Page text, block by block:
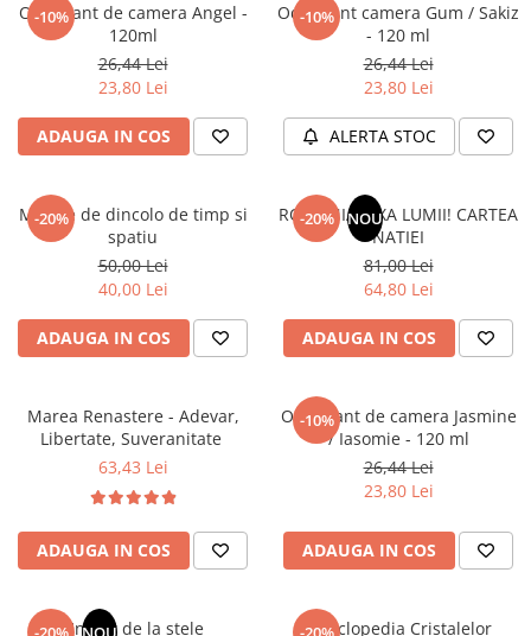
Religie pentru copii
ScienceConnection
-10%
Odorizant de camera Angel -
120ml
26,44 Lei
23,80 Lei
ADAUGA IN COS
-10%
Odorizant camera Gum / Sakiz
- 120 ml
26,44 Lei
23,80 Lei
ALERTA STOC
-20%
Mesaje de dincolo de timp si
spatiu
50,00 Lei
40,00 Lei
ADAUGA IN COS
-20% NOU
ROMANIA, AXA LUMII! CARTEA
NATIEI
81,00 Lei
64,80 Lei
ADAUGA IN COS
Marea Renastere - Adevar,
Libertate, Suveranitate
63,43 Lei
ADAUGA IN COS
-10%
Odorizant de camera Jasmine
/ Iasomie - 120 ml
26,44 Lei
23,80 Lei
ADAUGA IN COS
Un dar de la stele
Enciclopedia Cristalelor